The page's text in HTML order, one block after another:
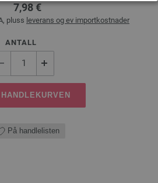
7,98 €
pluss leverans og ev importkostnader
ANTALL
På handlelisten